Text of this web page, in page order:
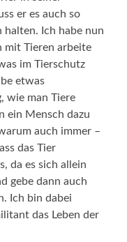
er es auch so
Ich habe nun
mit Tieren arbeite
im Tierschutz
etwas
wie man Tiere
ein Mensch dazu
auch immer –
das Tier
da es sich allein
gebe dann auch
Ich bin dabei
das Leben der